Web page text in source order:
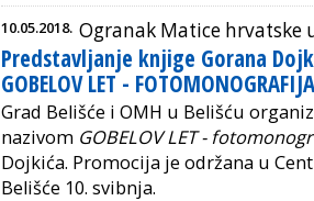
10.05.2018. Ogranak Matice hrvatske
Predstavljanje knjige Gorana
GOBELOV LET -
Grad Belišće i OMH u Belišću
nazivom GOBELOV LET -
Dojkića. Promocija je održana u
Belišće 10. svibnja.